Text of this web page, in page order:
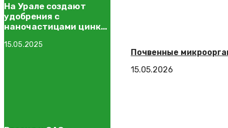
Почвенные
15.05.2026
На Урале создают
удобрения с
наночастицами цинка
15.05.2025